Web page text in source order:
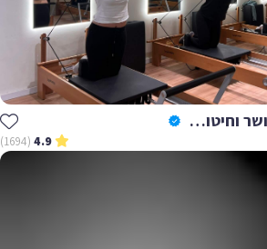
אפרת אמיתי-אימוני כושר וחיטוב לנשים
4.9
(1694)